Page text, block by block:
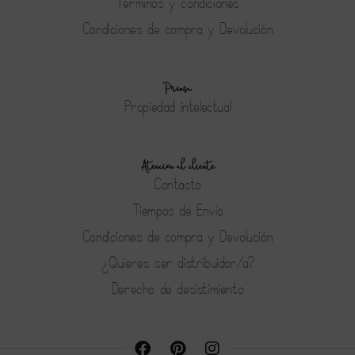
Condiciones de compra y Devolución
Prensa
Propiedad intelectual
Atención al cliente
Contacto
Tiempos de Envío
Condiciones de compra y Devolución
¿Quieres ser distribuidor/a?
Derecho de desistimiento